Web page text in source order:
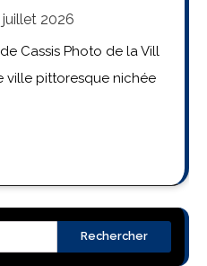
juillet 2026
Cassis Photo de la Vill
ville pittoresque nichée
Rechercher